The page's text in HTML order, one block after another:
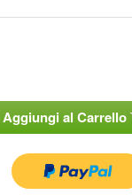
Aggiungi al Carrello